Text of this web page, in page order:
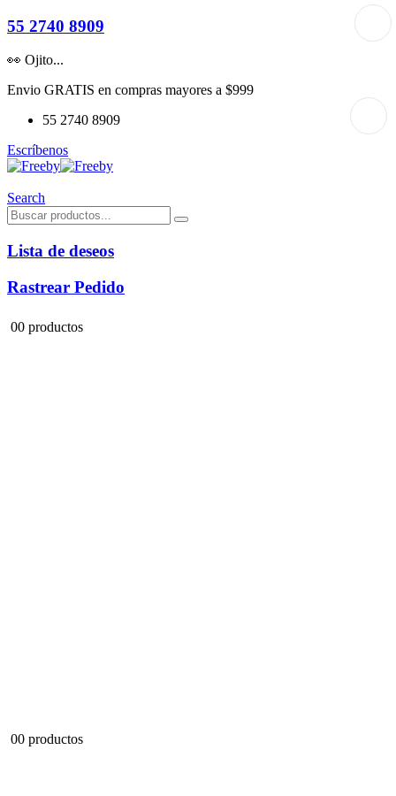
55 2740 8909
👀 Ojito...
Envio GRATIS en compras mayores a $999
55 2740 8909
Escríbenos
Search
Lista de deseos
Rastrear Pedido
00 productos
00 productos